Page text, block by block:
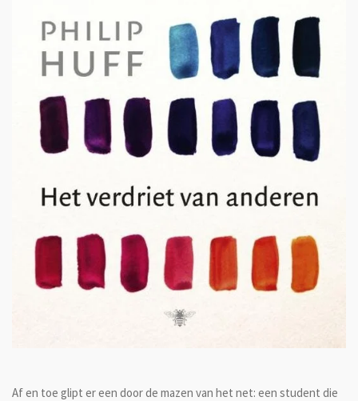
Af en toe glipt er een door de mazen van het net: een student die